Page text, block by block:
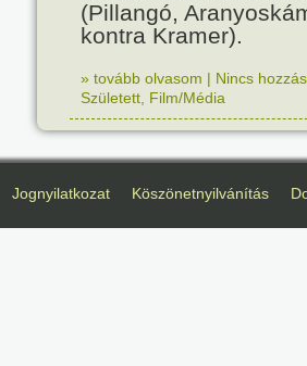
(Pillangó,
kontra Kramer).
» tovább olvasom | Nincs
Született Film/Média
Jognyilatkozat Köszönetnyilvánítás